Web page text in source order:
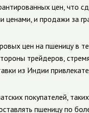
цен, что
и продажи за
цен на пшеницу в
трейдеров,
из Индии
покупателей,
пшеницу по